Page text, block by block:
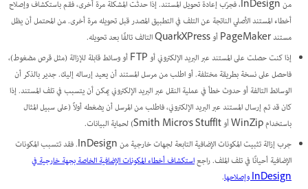
من InDesign، فجرّب إعادة تحويل المستند. إذا حدثت المشكلة مرة أخرى، فقم باستكشاف وإصلاح
أخطاء المستند الأصلي الناتجة عن التلف في التطبيق المصدر قبل تحويله مرة أخرى. من المحتمل أن يظل
مستند PageMaker أو QuarkXPress التالف تالفًا بعد تحويله.
إذا كنت حصلت على المستند عبر البريد الإلكتروني أو FTP أو وسائط قابلة للإزالة (مثل قرص مضغوط)،
فاحصل على نسخة بطريقة مختلفة. أو اطلب من مرسل المستند أن يعيد إرساله إليك. جدير بالذكر أن
الوسائط التالفة أو حدوث خطأ في عملية النقل عبر البريد الإلكتروني يمكن أن يتسبب في تلف المستند. إذا
كان قد تم إرسال المستند عبر البريد الإلكتروني، فاطلب من المرسل أن يضغطه أولاً (على سبيل المثال
باستخدام WinZip أو Smith Micro's StuffIt) لحماية البيانات.
جرب إزالة تثبيت المكونات الإضافية التابعة لجهات خارجية من InDesign. فقد تتسبب المكونات
الإضافية أحيانًا في تلف الملف. راجعاستكشاف أخطاء المكونات الإضافية الخاصة بجهة خارجية في
InDesign وإصلاحها
.